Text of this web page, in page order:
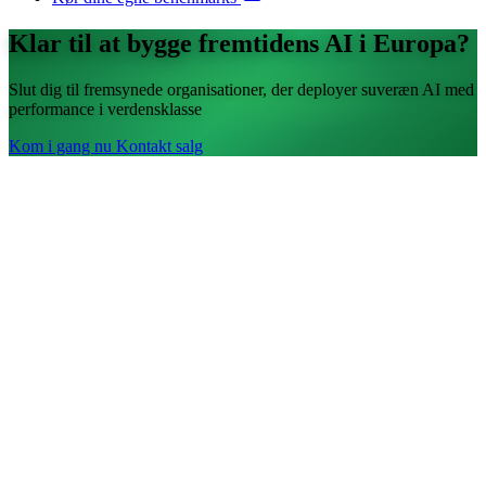
Klar til at bygge fremtidens AI i Europa?
Slut dig til fremsynede organisationer, der deployer suveræn AI med
performance i verdensklasse
Kom i gang nu Kontakt salg